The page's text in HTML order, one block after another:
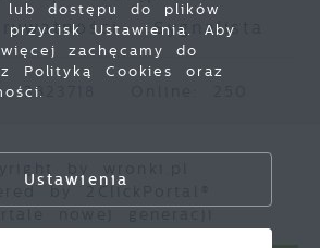
Sygnalista
3823718
lub dostępu do plików
Ustawienia. Aby
zachęcamy do
Polityką Cookies oraz
Ustawienia
na wszystkie